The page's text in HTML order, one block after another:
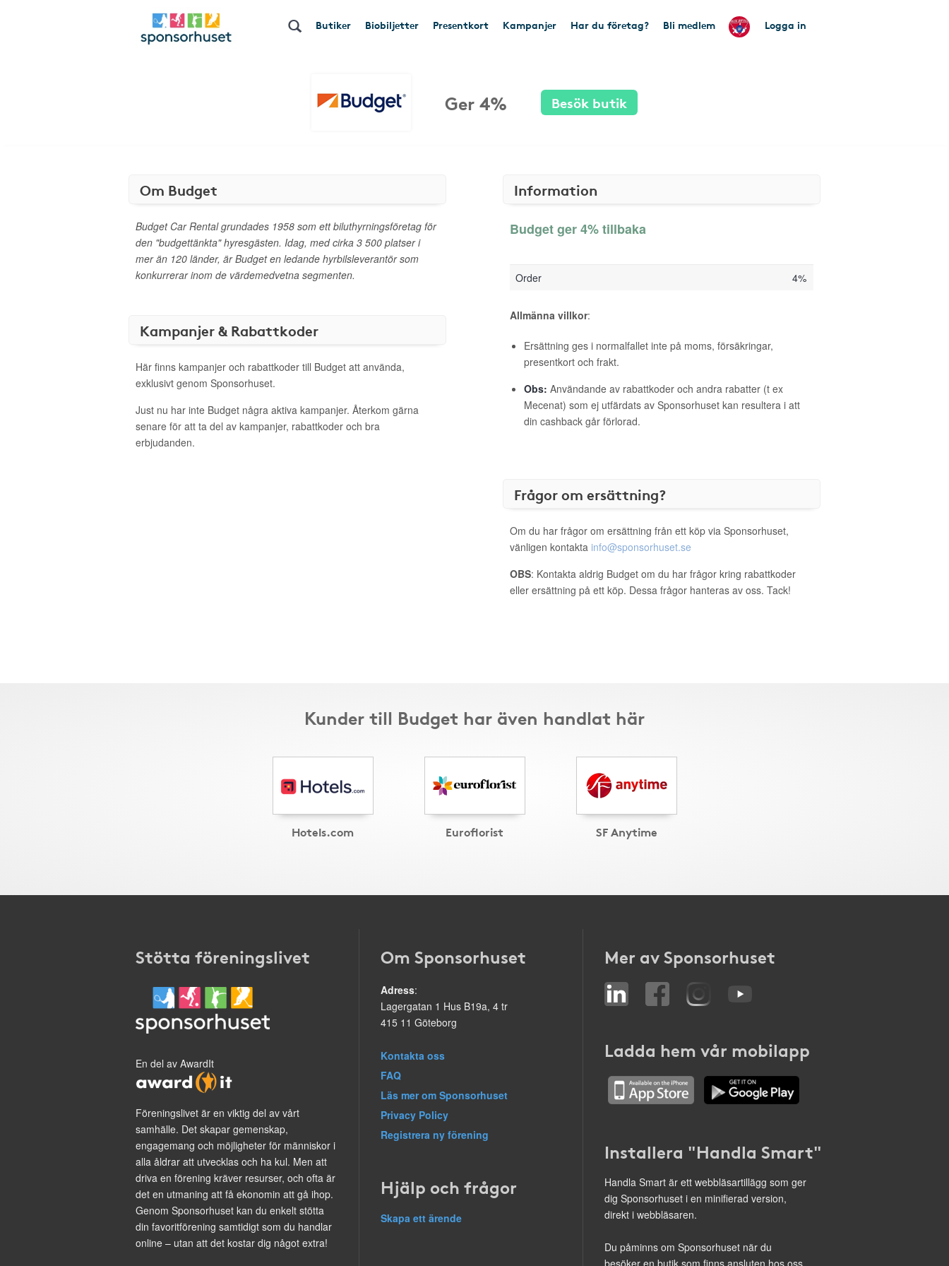
Butiker Biobiljetter Presentkort Kampanjer Har du företag? Bli medlem Logga in
Ger 4% Besök butik
Om Budget
Budget Car Rental grundades 1958 som ett biluthyrningsföretag för
den "budgettänkta" hyresgästen. Idag, med cirka 3 500 platser i
mer än 120 länder, är Budget en ledande hyrbilsleverantör som
konkurrerar inom de värdemedvetna segmenten.
Kampanjer & Rabattkoder
Här finns kampanjer och rabattkoder till Budget att använda,
exklusivt genom Sponsorhuset.
Just nu har inte Budget några aktiva kampanjer. Återkom gärna
senare för att ta del av kampanjer, rabattkoder och bra
erbjudanden.
Information
Budget ger 4% tillbaka
Order 4%
Allmänna villkor:
Ersättning ges i normalfallet inte på moms, försäkringar,
presentkort och frakt.
Obs: Användande av rabattkoder och andra rabatter (t ex
Mecenat) som ej utfärdats av Sponsorhuset kan resultera i att
din cashback går förlorad.
Frågor om ersättning?
Om du har frågor om ersättning från ett köp via Sponsorhuset,
vänligen kontakta info@sponsorhuset.se
OBS: Kontakta aldrig Budget om du har frågor kring rabattkoder
eller ersättning på ett köp. Dessa frågor hanteras av oss. Tack!
Kunder till Budget har även handlat här
Hotels.com Euroflorist SF Anytime
Stötta föreningslivet
En del av AwardIt
Föreningslivet är en viktig del av vårt
samhälle. Det skapar gemenskap,
engagemang och möjligheter för människor i
alla åldrar att utvecklas och ha kul. Men att
driva en förening kräver resurser, och ofta är
det en utmaning att få ekonomin att gå ihop.
Genom Sponsorhuset kan du enkelt stötta
din favoritförening samtidigt som du handlar
online – utan att det kostar dig något extra!
Om Sponsorhuset
Adress:
Lagergatan 1 Hus B19a, 4 tr
415 11 Göteborg
Kontakta oss
FAQ
Läs mer om Sponsorhuset
Privacy Policy
Registrera ny förening
Hjälp och frågor
Skapa ett ärende
Mer av Sponsorhuset
Ladda hem vår mobilapp
Installera "Handla Smart"
Handla Smart är ett webbläsartillägg som ger
dig Sponsorhuset i en minifierad version,
direkt i webbläsaren.
Du påminns om Sponsorhuset när du